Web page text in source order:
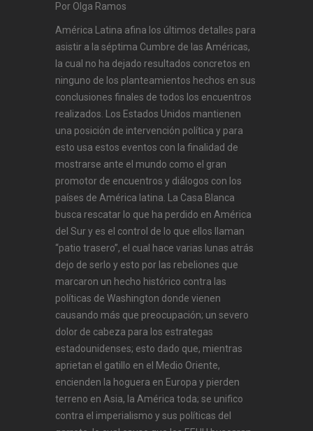
Por Olga Ramos
América Latina afina los últimos detalles para
asistir a la séptima Cumbre de las Américas,
la cual no ha dejado resultados concretos en
ninguno de los planteamientos hechos en sus
conclusiones finales de todos los encuentros
realizados. Los Estados Unidos mantienen
una posición de intervención política y para
esto usa estos eventos con la finalidad de
mostrarse ante el mundo como el gran
promotor de encuentros y diálogos con los
países de América latina. La Casa Blanca
busca rescatar lo que ha perdido en América
del Sur y es el control de lo que ellos llaman
“patio trasero”, el cual hace varias lunas atrás
dejo de serlo y esto por las rebeliones que
marcaron un hecho histórico contra las
políticas de Washington donde vienen
causando más que preocupación; un severo
dolor de cabeza para los estrategas
estadounidenses; esto dado que, mientras
aprietan el gatillo en el Medio Oriente,
encienden la hoguera en Europa y pierden
terreno en Asia, la América toda; se unifico
contra el imperialismo y sus políticas del